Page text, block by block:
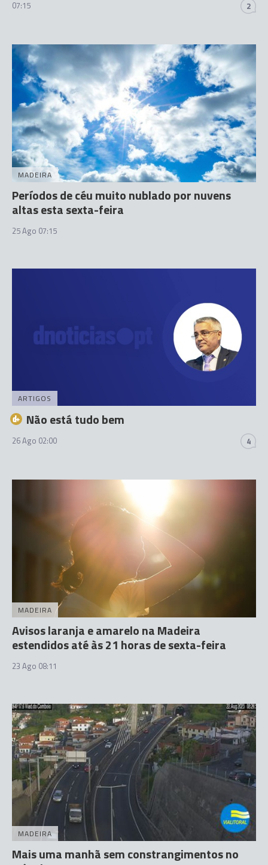
07:15 2
MADEIRA
Períodos de céu muito nublado por nuvens
altas esta sexta-feira
25 Ago 07:15
ARTIGOS
Não está tudo bem
26 Ago 02:00 4
MADEIRA
Avisos laranja e amarelo na Madeira
estendidos até às 21 horas de sexta-feira
23 Ago 08:11
MADEIRA
Mais uma manhã sem constrangimentos no